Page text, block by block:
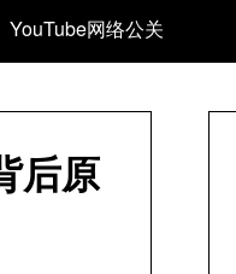
YouTube网络公关
后原